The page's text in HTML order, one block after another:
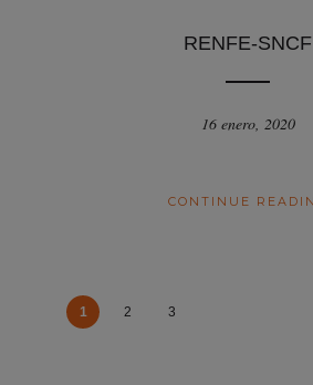
RENFE-SNCF
16 enero, 2020
CONTINUE
1 2 3